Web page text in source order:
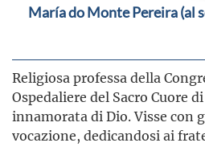
María do Monte Pereira (al
Religiosa professa della
Ospedaliere del Sacro Cuore
innamorata di Dio. Visse con
vocazione, dedicandosi ai